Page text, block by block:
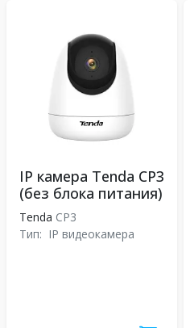
IP камера Tenda CP3
(без блока питания)
Tenda CP3
Тип: IP видеокамера